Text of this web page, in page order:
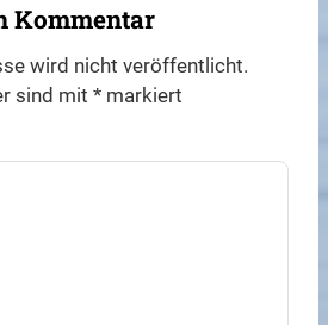
Kommentar
wird nicht veröffentlicht.
sind mit* markiert